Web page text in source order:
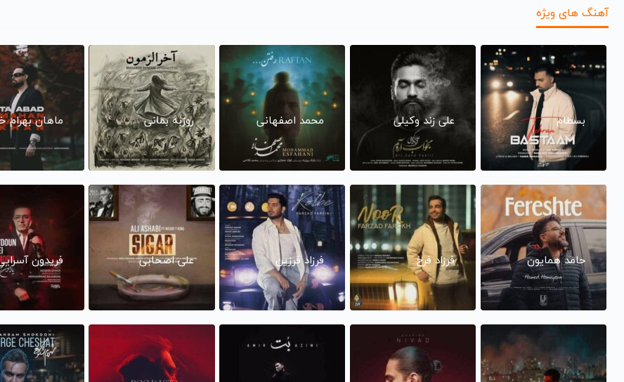
آهنگ های ویژه
بسطام علی زند وکیلی محمد اصفهانی روزبه بمانی ماهان بهرام
حامد همایون فرزاد فرخ فرزاد فرزین علی اصحابی فریدون